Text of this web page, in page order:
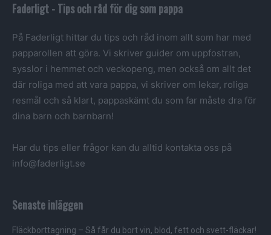
Faderligt - Tips och råd för dig som pappa
På Faderligt hittar du tips och råd inom allt som har med
papparollen att göra. Vi skriver guider om uppfostran,
sysslor i hemmet och veckopeng, men också om allt det
där roliga med att vara pappa, vi skriver om lekar, roliga
resmål och så klart, pappaskämt du som far måste dra för
dina barn och barnbarn!
Har du tips eller frågor kan du alltid kontakta oss på
info@faderligt.se
Senaste inläggen
Fläckborttagning – Så får du bort vin, blod, fett och svett-fläckar!